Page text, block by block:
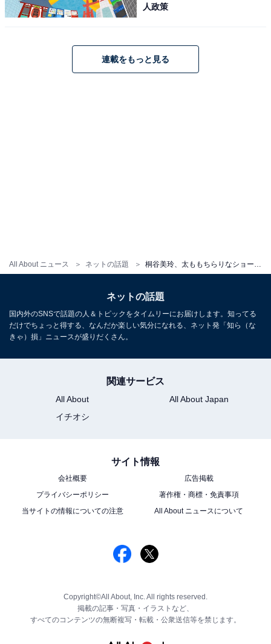
All About ニュース ネットの話題
人政策
連載をもっと見る
ネットの話題
国内外のSNSで話題の人＆トピックをタイムリーにお届けします。知ってる
だけでちょっと得する、なんだか楽しい気分になれる、ネット発「知ら（な
きゃ）損」ニュースが盛りだくさん。
関連サービス
All About
All About Japan
イチオシ
サイト情報
会社概要
広告掲載
プライバシーポリシー
著作権・商標・免責事項
当サイトの情報についての注意
All About ニュースについて
Copyright©All About, Inc. All rights reserved.
掲載の記事・写真・イラストなど、
すべてのコンテンツの無断複写・転載・公衆送信等を禁じます。